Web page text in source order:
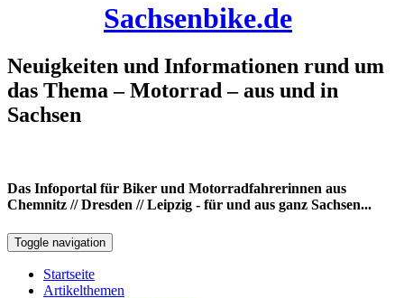
Sachsenbike.de
Neuigkeiten und Informationen rund um
das Thema – Motorrad – aus und in
Sachsen
Das Infoportal für Biker und Motorradfahrerinnen aus
Chemnitz // Dresden // Leipzig - für und aus ganz Sachsen...
Toggle navigation
Startseite
Artikelthemen